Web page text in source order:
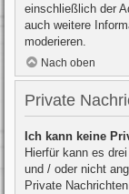
einschließlich der
auch weitere
moderieren.
Nach oben
Private
Ich kann keine
Hierfür kann es
und / oder nicht
Private